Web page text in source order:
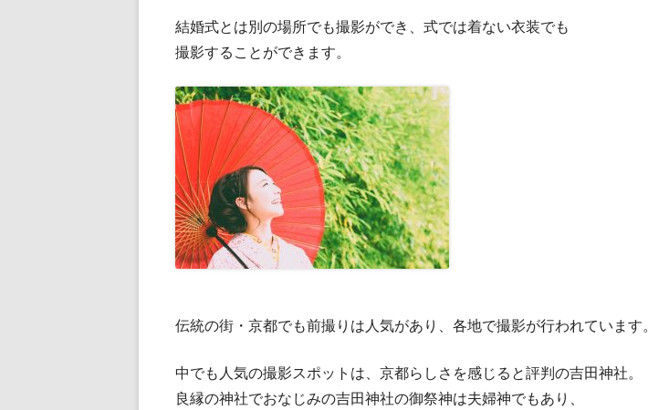
結婚式とは別の場所でも撮影ができ、式では着ない衣装でも
撮影することができます。
伝統の街・京都でも前撮りは人気があり、各地で撮影が行われています。
中でも人気の撮影スポットは、京都らしさを感じると評判の吉田神社。
良縁の神社でおなじみの吉田神社の御祭神は夫婦神でもあり、